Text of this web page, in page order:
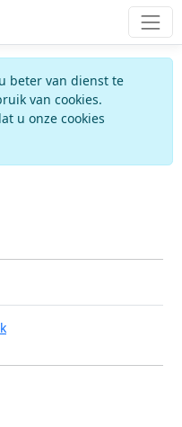
beter van dienst te
van cookies.
u onze cookies